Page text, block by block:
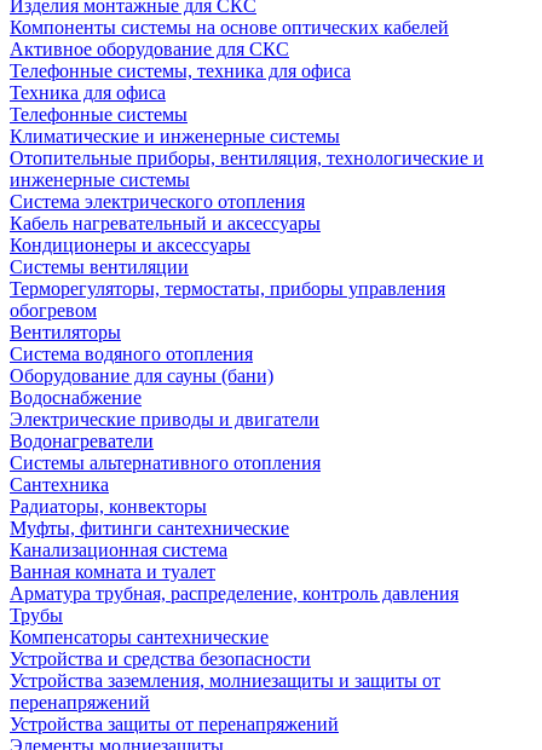
Изделия монтажные для СКС
Компоненты системы на основе оптических кабелей
Активное оборудование для СКС
Телефонные системы, техника для офиса
Техника для офиса
Телефонные системы
Климатические и инженерные системы
Отопительные приборы, вентиляция, технологические и
инженерные системы
Система электрического отопления
Кабель нагревательный и аксессуары
Кондиционеры и аксессуары
Системы вентиляции
Терморегуляторы, термостаты, приборы управления
обогревом
Вентиляторы
Система водяного отопления
Оборудование для сауны (бани)
Водоснабжение
Электрические приводы и двигатели
Водонагреватели
Системы альтернативного отопления
Сантехника
Радиаторы, конвекторы
Муфты, фитинги сантехнические
Канализационная система
Ванная комната и туалет
Арматура трубная, распределение, контроль давления
Трубы
Компенсаторы сантехнические
Устройства и средства безопасности
Устройства заземления, молниезащиты и защиты от
перенапряжений
Устройства защиты от перенапряжений
Элементы молниезащиты